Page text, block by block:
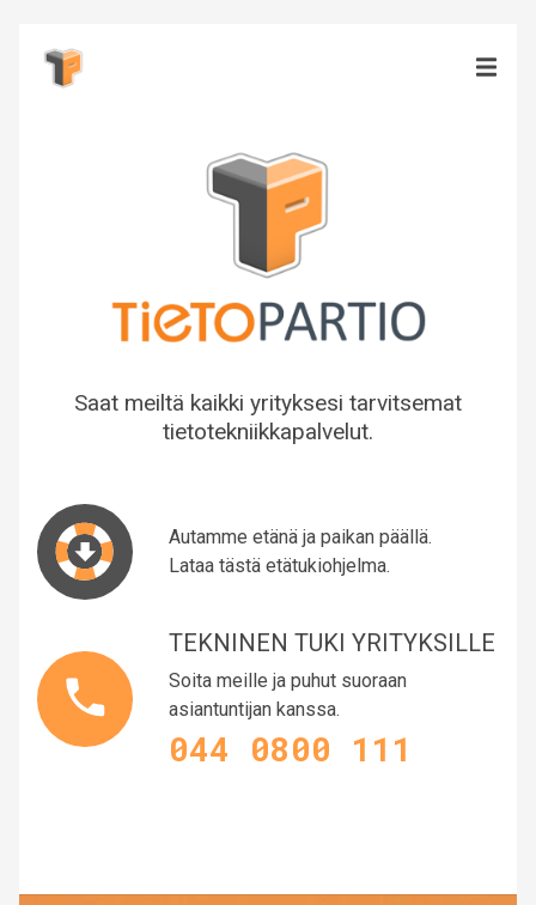
Saat meiltä kaikki yrityksesi tarvitsemat
tietotekniikkapalvelut.
Autamme etänä ja paikan päällä.
Lataa tästä etätukiohjelma.
TEKNINEN TUKI YRITYKSILLE
Soita meille ja puhut suoraan
asiantuntijan kanssa.
044 0800 111